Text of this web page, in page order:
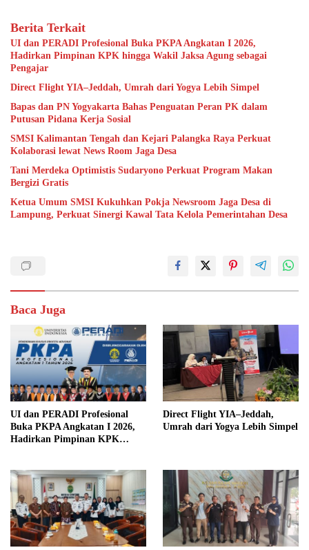
Berita Terkait
UI dan PERADI Profesional Buka PKPA Angkatan I 2026,
Hadirkan Pimpinan KPK hingga Wakil Jaksa Agung sebagai
Pengajar
Direct Flight YIA–Jeddah, Umrah dari Yogya Lebih Simpel
Bapas dan PN Yogyakarta Bahas Penguatan Peran PK dalam
Putusan Pidana Kerja Sosial
SMSI Kalimantan Tengah dan Kejari Palangka Raya Perkuat
Kolaborasi lewat News Room Jaga Desa
Tani Merdeka Optimistis Sudaryono Perkuat Program Makan
Bergizi Gratis
Ketua Umum SMSI Kukuhkan Pokja Newsroom Jaga Desa di
Lampung, Perkuat Sinergi Kawal Tata Kelola Pemerintahan Desa
Baca Juga
UI dan PERADI Profesional
Buka PKPA Angkatan I 2026,
Hadirkan Pimpinan KPK
Direct Flight YIA–Jeddah,
Umrah dari Yogya Lebih Simpel